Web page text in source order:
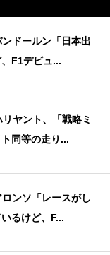
ンドールン「日本出
F1デビュ...
リヤント、「戦略ミ
同等の走り...
ロンソ「レースがし
るけど、F...